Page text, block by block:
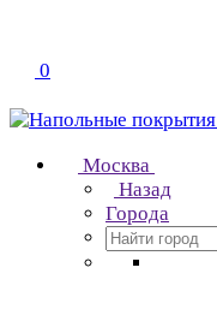
0
Москва
Назад
Города